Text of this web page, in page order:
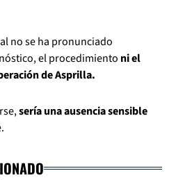
no se ha pronunciado
el procedimiento ni el
de Asprilla.
sería una ausencia sensible